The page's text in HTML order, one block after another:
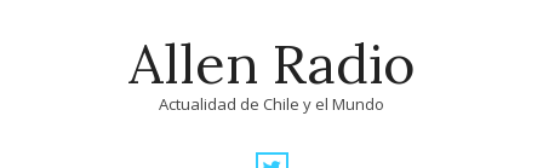
Allen Radio
Actualidad de Chile y el Mundo